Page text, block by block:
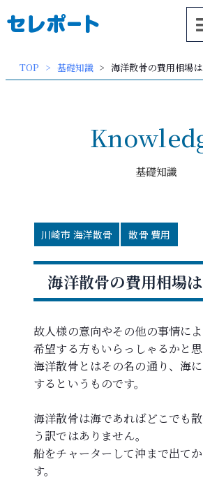
容
TOP 基礎知識 海洋散骨の費用相場
基礎知識
川崎市 海洋散骨 散骨 費用
海洋散骨の費用相場
故人様の意向やその他の事情に
希望する方もいらっしゃるかと思
海洋散骨とはその名の通り、海
するというものです。
海洋散骨は海であればどこでも
う訳ではありません。
船をチャーターして沖まで出て
す。